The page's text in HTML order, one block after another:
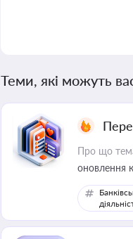
Теми, які можуть
Про що
оновлення